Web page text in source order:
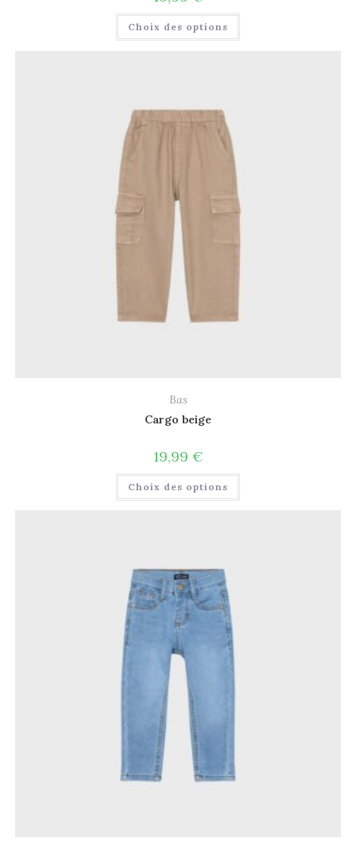
Choix des options
Bas
Cargo beige
19,99 €
Choix des options